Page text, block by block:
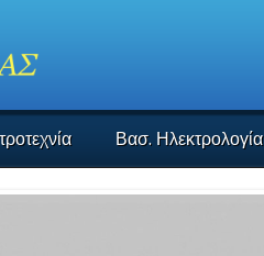
Βασ. Ηλεκτρολογία